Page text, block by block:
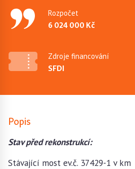
Rozpočet
6 024 000 Kč
Zdroje financování
SFDI
Popis
Stav před rekonstrukcí:
Stávající most ev.č. 37429-1 v